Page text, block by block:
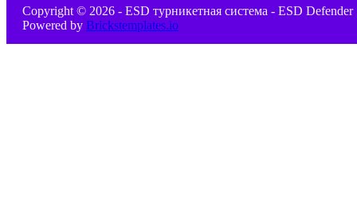
Copyright © 2026 - ESD турникетная система - ESD Defender
Powered by Brickstemplates.io